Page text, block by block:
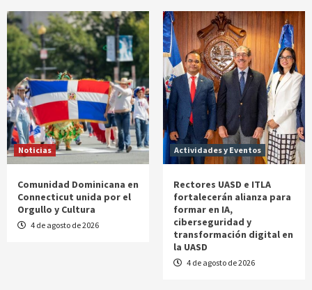
Noticias
Comunidad Dominicana en
Connecticut unida por el
Orgullo y Cultura
4 de agosto de 2026
Actividades y Eventos
Rectores UASD e ITLA
fortalecerán alianza para
formar en IA,
ciberseguridad y
transformación digital en
la UASD
4 de agosto de 2026